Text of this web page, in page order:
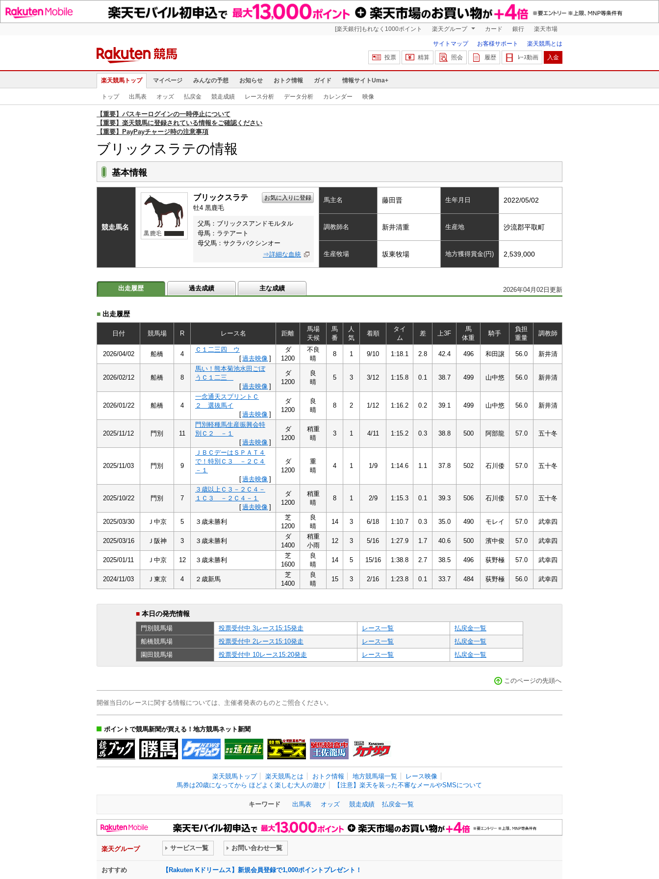
[楽天銀行]もれなく1000ポイント 楽天グループ カード 銀行 楽天市場
サイトマップ お客様サポート
楽天競馬とは
投票
精算 照会 履歴 ﾚｰｽ動画 入金
楽天競馬トップ マイページ みんなの予想 お知らせ おトク情報 ガイド 情報サイトUma+
トップ 出馬表 オッズ 払戻金 競走成績 レース分析 データ分析 カレンダー 映像
【重要】パスキーログインの一時停止について
【重要】楽天競馬に登録されている情報をご確認ください
【重要】PayPayチャージ時の注意事項
ブリックスラテの情報
基本情報
競走馬名
ブリックスラテ お気に入りに登録
牡4 黒鹿毛
父馬：ブリックスアンドモルタル
母馬：ラテアート
母父馬：サクラバクシンオー
⇒詳細な血統
馬主名 藤田晋 生年月日 2022/05/02
調教師名 新井清重 生産地 沙流郡平取町
生産牧場 坂東牧場 地方獲得賞金(円) 2,539,000
2026年04月02日更新
出走履歴 過去成績 主な成績
■ 出走履歴
日付 競馬場 R レース名 距離
馬場
天候
馬
番
人
気
着順
タイ
ム
差 上3F
馬
体重
騎手
負担
重量
調教師
2026/04/02 船橋 4
Ｃ１二三四 ウ
[過去映像 ]
ダ
1200
不良
晴
8 1 9/10 1:18.1 2.8 42.4 496 和田譲 56.0 新井清
2026/02/12 船橋 8
馬い！熊本菊池水田ごぼ
うＣ１二三
[過去映像 ]
ダ
1200
良
晴
5 3 3/12 1:15.8 0.1 38.7 499 山中悠 56.0 新井清
2026/01/22 船橋 4
一念通天スプリントＣ
２ 選抜馬イ
[過去映像 ]
ダ
1200
良
晴
8 2 1/12 1:16.2 0.2 39.1 499 山中悠 56.0 新井清
2025/11/12 門別 11
門別軽種馬生産振興会特
別Ｃ２ －１
[過去映像 ]
ダ
1200
稍重
晴
3 1 4/11 1:15.2 0.3 38.8 500 阿部龍 57.0 五十冬
2025/11/03 門別 9
ＪＢＣデーはＳＰＡＴ４
で！特別Ｃ３ －２Ｃ４
－１
[過去映像 ]
ダ
1200
重
晴
4 1 1/9 1:14.6 1.1 37.8 502 石川倭 57.0 五十冬
2025/10/22 門別 7
３歳以上Ｃ３－２Ｃ４－
１Ｃ３ －２Ｃ４－１
[過去映像 ]
ダ
1200
稍重
晴
8 1 2/9 1:15.3 0.1 39.3 506 石川倭 57.0 五十冬
2025/03/30 Ｊ中京 5 ３歳未勝利
芝
1200
良
晴
14 3 6/18 1:10.7 0.3 35.0 490 モレイ 57.0 武幸四
2025/03/16 Ｊ阪神 3 ３歳未勝利
ダ
1400
稍重
小雨
12 3 5/16 1:27.9 1.7 40.6 500 濱中俊 57.0 武幸四
2025/01/11 Ｊ中京 12 ３歳未勝利
芝
1600
良
晴
14 5 15/16 1:38.8 2.7 38.5 496 荻野極 57.0 武幸四
2024/11/03 Ｊ東京 4 ２歳新馬
芝
1400
良
晴
15 3 2/16 1:23.8 0.1 33.7 484 荻野極 56.0 武幸四
■ 本日の発売情報
門別競馬場 投票受付中 3レース15:15発走 レース一覧
払戻金一覧
船橋競馬場 投票受付中 2レース15:10発走 レース一覧
払戻金一覧
園田競馬場 投票受付中 10レース15:20発走 レース一覧 払戻金一覧
このページの先頭へ
開催当日のレースに関する情報については、主催者発表のものとご照合ください。
ポイントで競馬新聞が買える！地方競馬ネット新聞
楽天競馬トップ 楽天競馬とは おトク情報 地方競馬場一覧
レース映像
馬券は20歳になってから ほどよく楽しむ大人の遊び
【注意】楽天を装った不審なメールやSMSについて
キーワード 出馬表 オッズ 競走成績 払戻金一覧
楽天グループ サービス一覧 お問い合わせ一覧
おすすめ 【Rakuten Kドリームス】新規会員登録で1,000ポイントプレゼント！